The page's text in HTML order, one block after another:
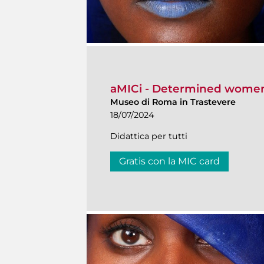
aMICi - Determined
Museo di Roma in Trastevere
18/07/2024
Didattica per tutti
Gratis con la MIC card